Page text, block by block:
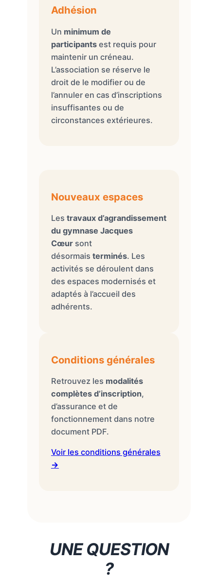
Adhésion
Un minimum de
participantsest requis pour
maintenir un créneau.
L’association se réserve le
droit de le modifier ou de
l’annuler en cas d’inscriptions
insuffisantes ou de
circonstances extérieures.
Nouveaux espaces
Les travaux d’agrandissement
du gymnase Jacques
Cœursont
désormais terminés. Les
activités se déroulent dans
des espaces modernisés et
adaptés à l’accueil des
adhérents.
Conditions générales
Retrouvez les modalités
complètes d’inscription,
d’assurance et de
fonctionnement dans notre
document PDF.
Voir les conditions générales
→
UNE QUESTION
?